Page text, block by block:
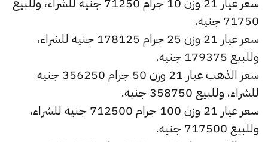
71750 جنيه.
سعر عيار 21 وزن 25 جرام 178125 جنيه للشراء،
وللبيع 179375 جنيه.
سعر الذهب عيار 21 وزن 50 جرام 356250 جنيه
للشراء، وللبيع 358750 جنيه.
سعر عيار 21 وزن 100 جرام 712500 جنيه للشراء،
وللبيع 717500 جنيه.